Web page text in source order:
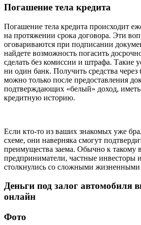
Погашение тела кредита
Погашение тела кредита происходит
на протяжении срока договора. Эти
оговариваются при подписании
найдете возможность погасить
сделать без комиссии и штрафа. Такие
ни один банк. Получить средства через
можно только после предоставления
подтверждающих «белый» доход,
кредитную историю.
Если кто-то из ваших знакомых уже
схеме, они наверняка смогут
преимущества заема. Обычно к такому
предприниматели, частные инвесторы
столкнулись со сложными жизненными
Деньги под залог автомобиля
онлайн
Фото